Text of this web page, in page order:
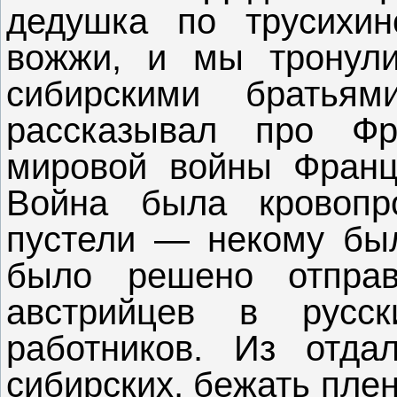
дедушка по
вожжи, и мы
сибирскими
рассказывал про
мировой войны
Война была
пустели — некому
было решено
австрийцев в
работников. Из
сибирских, бежать